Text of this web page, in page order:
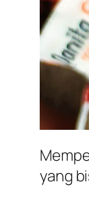
yang